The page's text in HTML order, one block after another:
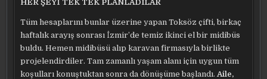
HER ŞEYİ TEK TEK PLANLADILAR
Tüm hesaplarını bunlar üzerine yapan Toksöz çifti, birkaç
haftalık arayış sonrası İzmir’de temiz ikinci el bir midibüs
buldu. Hemen midibüsü alıp karavan firmasıyla birlikte
projelendirdiler. Tam zamanlı yaşam alanı için uygun tüm
koşulları konuştuktan sonra da dönüşüme başlandı.Aile,